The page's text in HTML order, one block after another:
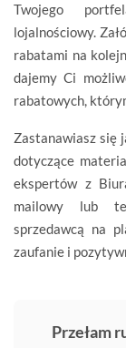
Twojego
lojalnościowy.
rabatami na
dajemy Ci
rabatowych,
Zastanawiasz się
dotyczące
ekspertów z
mailowy lub
sprzedawcą na
zaufanie i
Przełam